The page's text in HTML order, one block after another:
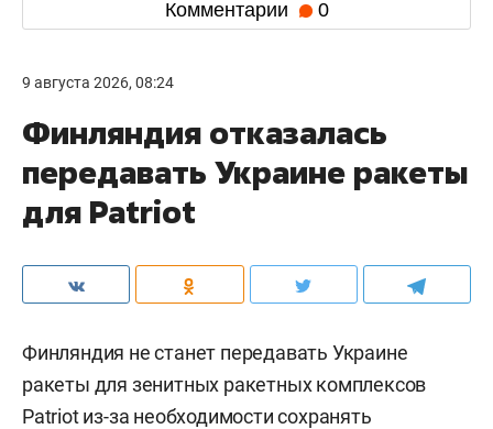
Комментарии 0
9 августа 2026, 08:24
Финляндия отказалась
передавать Украине ракеты
для Patriot
Финляндия не станет передавать Украине
ракеты для зенитных ракетных комплексов
Patriot из-за необходимости сохранять